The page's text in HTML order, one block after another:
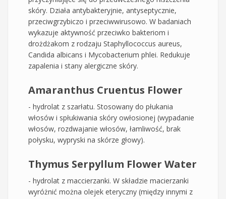
skóry. Działa antybakteryjnie, antyseptycznie,
przeciwgrzybiczo i przeciwwirusowo. W badaniach
wykazuje aktywność przeciwko bakteriom i
drożdżakom z rodzaju Staphyllococcus aureus,
Candida albicans i Mycobacterium phlei. Redukuje
zapalenia i stany alergiczne skóry.
Amaranthus Cruentus Flower
- hydrolat z szarłatu. Stosowany do płukania
włosów i spłukiwania skóry owłosionej (wypadanie
włosów, rozdwajanie włosów, łamliwość, brak
połysku, wypryski na skórze głowy).
Thymus Serpyllum Flower Water
- hydrolat z maccierzanki. W składzie macierzanki
wyróżnić można olejek eteryczny (między innymi z